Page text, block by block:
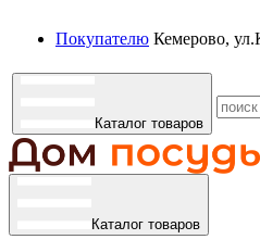
Покупателю Кемерово,
Каталог товаров
Каталог товаров